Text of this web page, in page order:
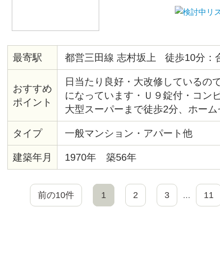
最寄駅 都営三田線 志村坂上 徒歩10分：
おすすめ
ポイント
日当たり良好・大改修しているの
になっています・Ｕ９錠付・コン
大型スーパーまで徒歩2分、ホー
4分・生活便利・管理人は隣に住
便利です
タイプ 一般マンション・アパート他
建築年月 1970年 築56年
前の10件 1 2 3 … 11